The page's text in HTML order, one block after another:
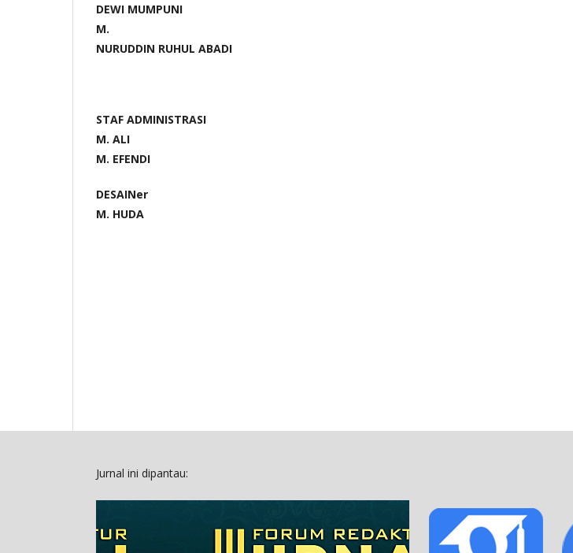
DEWI MUMPUNI
M.
NURUDDIN RUHUL ABADI
STAF ADMINISTRASI
M. ALI
M. EFENDI
DESAINer
M. HUDA
Jurnal ini dipantau: